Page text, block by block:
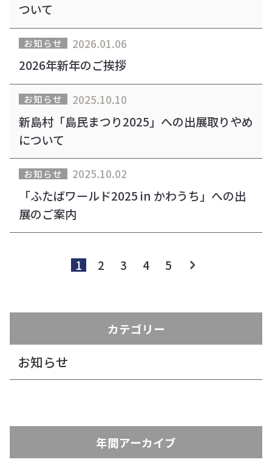
ついて
お知らせ 2026.01.06
2026年新年のご挨拶
お知らせ 2025.10.10
新島村「島民まつり2025」への出展取りやめ
について
お知らせ 2025.10.02
「ふたばワールド2025 in かわうち」への出
展のご案内
1 2 3 4 5
カテゴリー
お知らせ
年間アーカイブ